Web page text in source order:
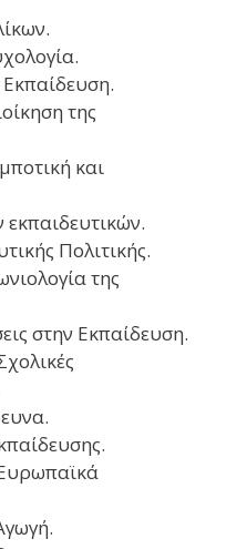
της
και
Πολιτικής.
της
στην Εκπαίδευση.